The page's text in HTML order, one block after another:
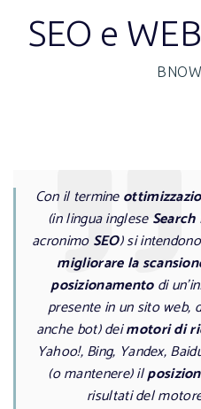
SEO e
Con il termine
(in lingua inglese
acronimoSEO) si
migliorare la
posizionamentodi
presente in un sito web,
anche bot) deimotori di
Yahoo!, Bing, Yandex,
(o mantenere) il
risultati del